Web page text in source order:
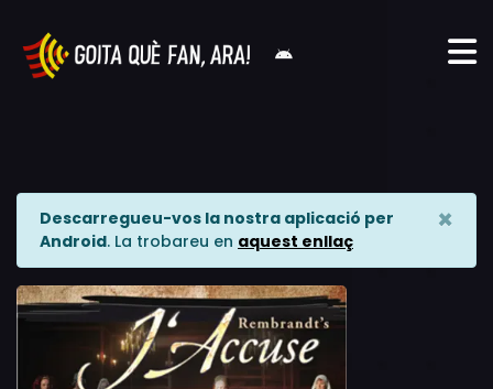
Descarregueu-vos la nostra aplicació per
Android. La trobareu en aquest enllaç
×